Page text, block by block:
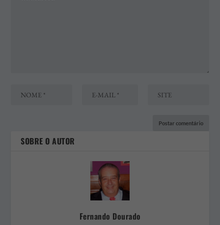
SOBRE O AUTOR
Fernando Dourado